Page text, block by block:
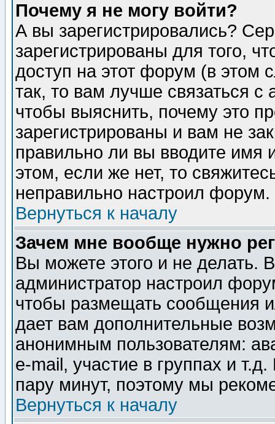
Почему я не могу войти?
А вы зарегистрировались?
зарегистрированы для того,
доступ на этот форум (в этом
так, то вам лучше связаться
чтобы выяснить, почему это
зарегистрированы и вам не
правильно ли вы вводите
этом, если же нет, то
неправильно настроил форум.
Вернуться к началу
Зачем мне вообще нужно
Вы можете этого и не делать.
администратор настроил
чтобы размещать сообщения
дает вам дополнительные
анонимным пользователям:
e-mail, участие в группах и
пару минут, поэтому мы
Вернуться к началу